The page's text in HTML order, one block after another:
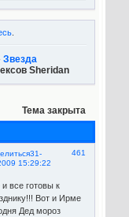
Звезда
Sheridan
Тема закрыта
461
31-
15:29:22
и все готовы к
Вот и Ирме
Дед мороз